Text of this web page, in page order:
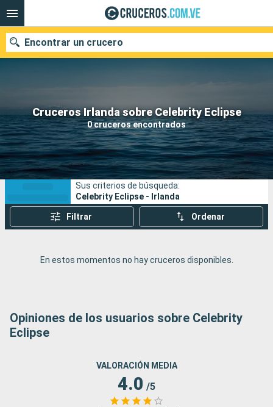
Cruceros Irlanda sobre Celebrity Eclipse
0 cruceros encontrados
Encontrar un crucero
Nuestros destinos
Fecha de salida
Puertos Compañías
Buscar
Sus criterios de búsqueda:
Celebrity Eclipse - Irlanda
Filtrar Ordenar
En estos momentos no hay cruceros disponibles.
Opiniones de los usuarios sobre Celebrity
Eclipse
VALORACIÓN MEDIA
4.0 /5